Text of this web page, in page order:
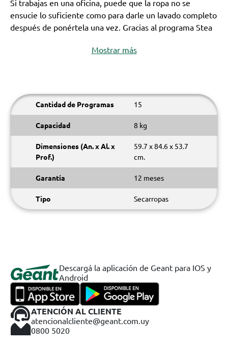
Si trabajas en una oficina, puede que la ropa no se
ensucie lo suficiente como para darle un lavado completo
después de ponértela una vez. Gracias al programa Stea
Mostrar más
Cantidad de Programas 15
Capacidad 8 kg
Dimensiones (An. x Al. x
Prof.)
59.7 x 84.6 x 53.7
cm.
Garantía 12 meses
Tipo Secarropas
Descargá la aplicación de Geant para IOS y
Android
ATENCIÓN AL CLIENTE
atencionalcliente@geant.com.uy
0800 5020